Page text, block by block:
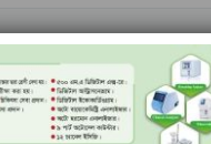
পরের
অধীনে “ভোক্তা অধিকার